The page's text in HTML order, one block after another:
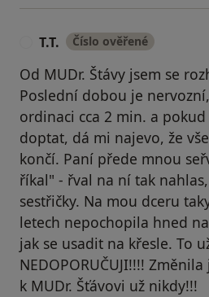
T.T. Číslo ověřené
Od MUDr. Štávy jsem se
Poslední dobou je
ordinaci cca 2 min. a pokud
doptat, dá mi najevo, že
končí. Paní přede mnou
říkal" - řval na ní tak
sestřičky. Na mou dceru
letech nepochopila hned
jak se usadit na křesle. To
NEDOPORUČUJI!!!!
k MUDr. Šťávovi už nikdy!!!